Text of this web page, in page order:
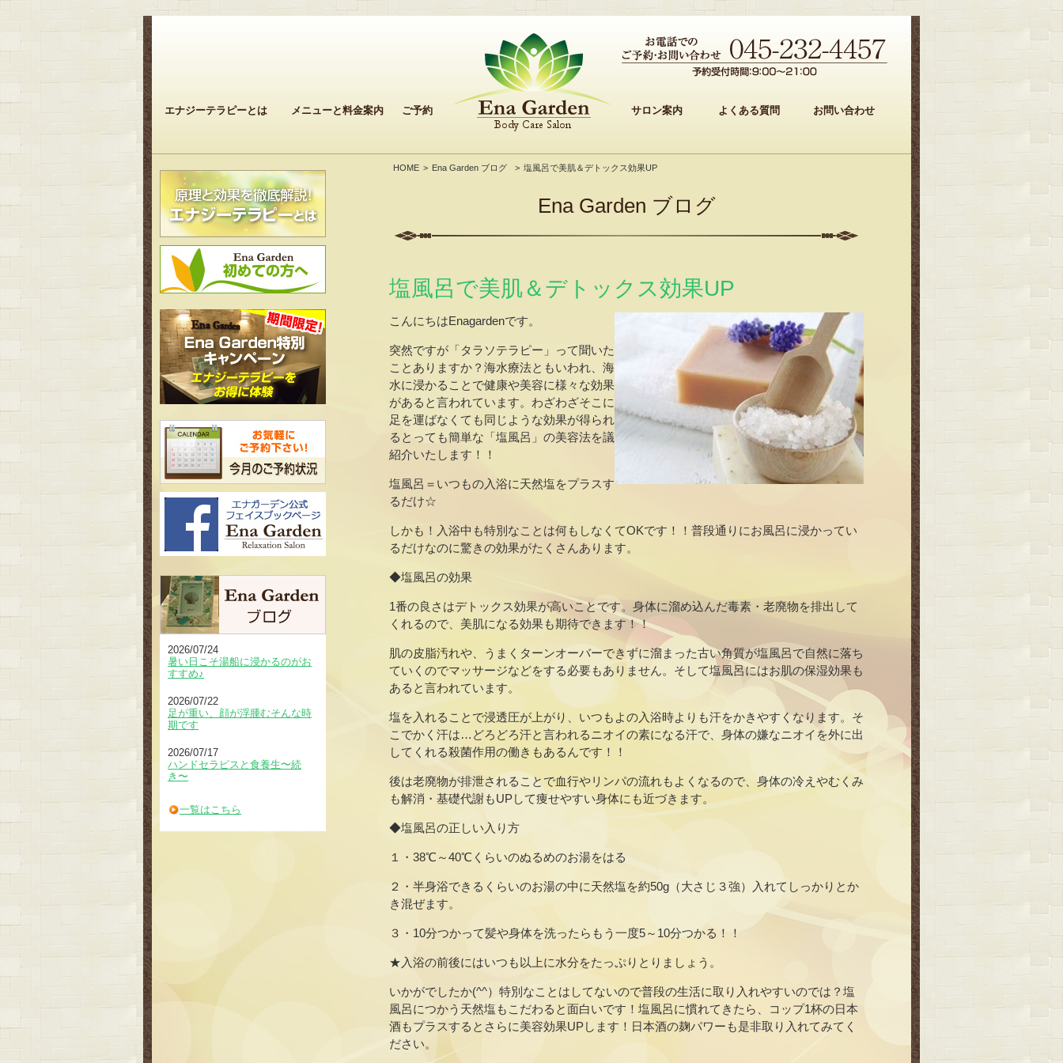
エナジーテラピーとは メニューと料金案内 ご予約 サロン案内 よくある質問 お問い合わせ
Ena Garden ブログ
塩風呂で美肌＆デトックス効果UP
こんにちはEnagardenです。
突然ですが「タラソテラピー」って聞いた
ことありますか？海水療法ともいわれ、海
水に浸かることで健康や美容に様々な効果
があると言われています。わざわざそこに
足を運ばなくても同じような効果が得られ
るとっても簡単な「塩風呂」の美容法を議
紹介いたします！！
塩風呂＝いつもの入浴に天然塩をプラスす
るだけ☆
しかも！入浴中も特別なことは何もしなくてOKです！！普段通りにお風呂に浸かってい
るだけなのに驚きの効果がたくさんあります。
◆塩風呂の効果
1番の良さはデトックス効果が高いことです。身体に溜め込んだ毒素・老廃物を排出して
くれるので、美肌になる効果も期待できます！！
肌の皮脂汚れや、うまくターンオーバーできずに溜まった古い角質が塩風呂で自然に落ち
ていくのでマッサージなどをする必要もありません。そして塩風呂にはお肌の保湿効果も
あると言われています。
塩を入れることで浸透圧が上がり、いつもよの入浴時よりも汗をかきやすくなります。そ
こでかく汗は…どろどろ汗と言われるニオイの素になる汗で、身体の嫌なニオイを外に出
してくれる殺菌作用の働きもあるんです！！
後は老廃物が排泄されることで血行やリンパの流れもよくなるので、身体の冷えやむくみ
も解消・基礎代謝もUPして痩せやすい身体にも近づきます。
◆塩風呂の正しい入り方
１・38℃～40℃くらいのぬるめのお湯をはる
２・半身浴できるくらいのお湯の中に天然塩を約50g（大さじ３強）入れてしっかりとか
き混ぜます。
３・10分つかって髪や身体を洗ったらもう一度5～10分つかる！！
★入浴の前後にはいつも以上に水分をたっぷりとりましょう。
いかがでしたか(^^）特別なことはしてないので普段の生活に取り入れやすいのでは？塩
風呂につかう天然塩もこだわると面白いです！塩風呂に慣れてきたら、コップ1杯の日本
酒もプラスするとさらに美容効果UPします！日本酒の麹パワーも是非取り入れてみてく
ださい。
HOME Ena Garden ブログ 塩風呂で美肌＆デトックス効果UP
2026/07/24
暑い日こそ湯船に浸かるのがお
すすめ♪
2026/07/22
足が重い、顔が浮腫むそんな時
期です
2026/07/17
ハンドセラピスと食養生〜続
き〜
一覧はこちら